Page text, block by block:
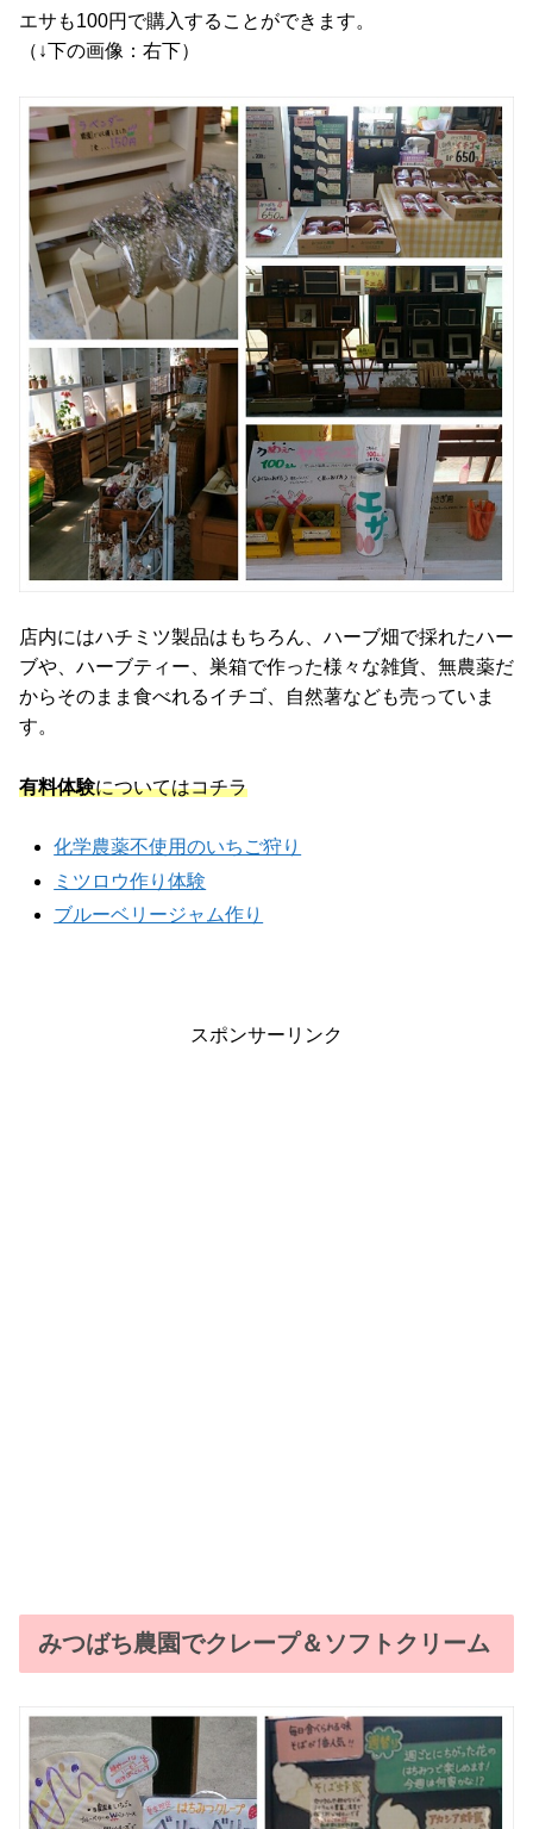
エサも100円で購入することができます。
（↓下の画像：右下）
店内にはハチミツ製品はもちろん、ハーブ畑で採れたハー
ブや、ハーブティー、巣箱で作った様々な雑貨、無農薬だ
からそのまま食べれるイチゴ、自然薯なども売っていま
す。
有料体験についてはコチラ
化学農薬不使用のいちご狩り
ミツロウ作り体験
ブルーベリージャム作り
スポンサーリンク
みつばち農園でクレープ＆ソフトクリーム